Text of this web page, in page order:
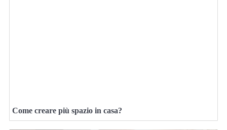
Come creare più spazio in casa?